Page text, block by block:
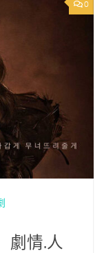
0
劇情.人